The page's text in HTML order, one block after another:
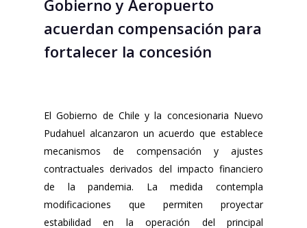
Gobierno y Aeropuerto
acuerdan compensación para
fortalecer la concesión
El Gobierno de Chile y la concesionaria Nuevo
Pudahuel alcanzaron un acuerdo que establece
mecanismos de compensación y ajustes
contractuales derivados del impacto financiero
de la pandemia. La medida contempla
modificaciones que permiten proyectar
estabilidad en la operación del principal